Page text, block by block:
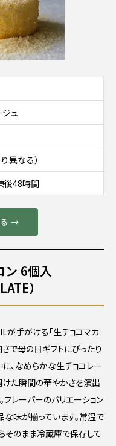
ュ
異なる）
後48時間
る →
ン 6個入
）
が手がける「生チョコマカ
で母の日ギフトにぴったり
、なめらかな生チョコレー
けた瞬間の華やかさを演出
フレーバーのバリエーション
味が揃っています。常温で
そのまま冷蔵庫で保存して